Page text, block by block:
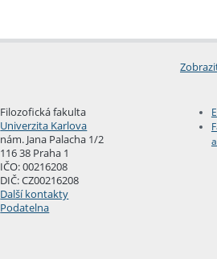
Filozofická fakulta
Univerzita Karlova
nám. Jana Palacha 1/2
116 38 Praha 1
IČO: 00216208
DIČ: CZ00216208
Další kontakty
Podatelna